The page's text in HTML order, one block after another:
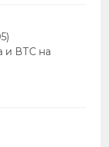
и ВТС на